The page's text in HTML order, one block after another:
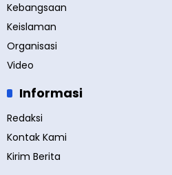
Kebangsaan
Keislaman
Organisasi
Video
Informasi
Redaksi
Kontak Kami
Kirim Berita